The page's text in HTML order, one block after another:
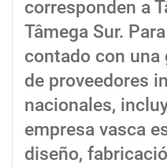
corresponden a
Tâmega Sur.
contado con
de proveedores
nacionales,
empresa vasca
diseño,